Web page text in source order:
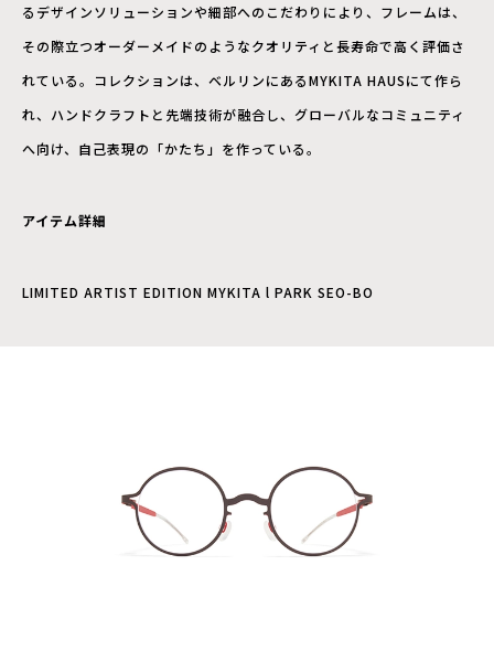
るデザインソリューションや細部へのこだわりにより、フレームは、
その際立つオーダーメイドのようなクオリティと長寿命で高く評価さ
れている。コレクションは、ベルリンにあるMYKITA HAUSにて作ら
れ、ハンドクラフトと先端技術が融合し、グローバルなコミュニティ
へ向け、自己表現の「かたち」を作っている。
アイテム詳細
LIMITED ARTIST EDITION MYKITA l PARK SEO-BO